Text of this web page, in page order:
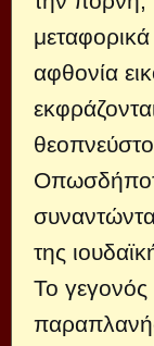
αφθονία
της
Το γεγονός